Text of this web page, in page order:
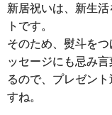
新居祝いは、新生
トです。
そのため、熨斗を
ッセージにも忌み
るので、プレゼン
すね。